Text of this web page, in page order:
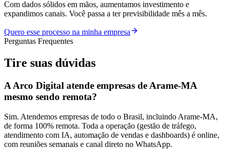
Com dados sólidos em mãos, aumentamos investimento e
expandimos canais. Você passa a ter previsibilidade mês a mês.
Quero esse processo na minha empresa
Perguntas Frequentes
Tire suas dúvidas
A Arco Digital atende empresas de Arame-MA
mesmo sendo remota?
Sim. Atendemos empresas de todo o Brasil, incluindo Arame-MA,
de forma 100% remota. Toda a operação (gestão de tráfego,
atendimento com IA, automação de vendas e dashboards) é online,
com reuniões semanais e canal direto no WhatsApp.